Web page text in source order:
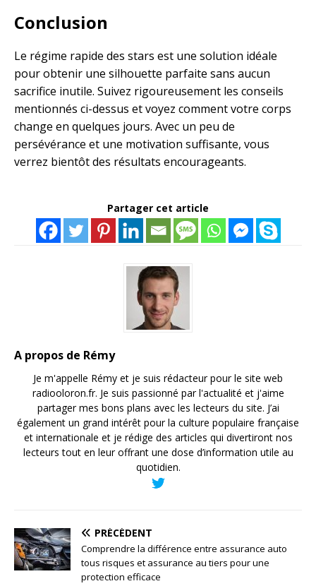
Conclusion
Le régime rapide des stars est une solution idéale
pour obtenir une silhouette parfaite sans aucun
sacrifice inutile. Suivez rigoureusement les conseils
mentionnés ci-dessus et voyez comment votre corps
change en quelques jours. Avec un peu de
persévérance et une motivation suffisante, vous
verrez bientôt des résultats encourageants.
Partager cet article
A propos de Rémy
Je m'appelle Rémy et je suis rédacteur pour le site web
radiooloron.fr. Je suis passionné par l'actualité et j'aime
partager mes bons plans avec les lecteurs du site. J’ai
également un grand intérêt pour la culture populaire française
et internationale et je rédige des articles qui divertiront nos
lecteurs tout en leur offrant une dose d’information utile au
quotidien.
PRÉCÉDENT
Comprendre la différence entre assurance auto
tous risques et assurance au tiers pour une
protection efficace